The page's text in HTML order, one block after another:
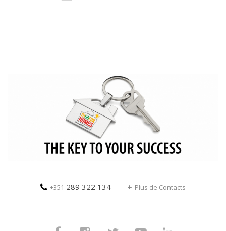
+351 289 322 134 Plus de Contacts